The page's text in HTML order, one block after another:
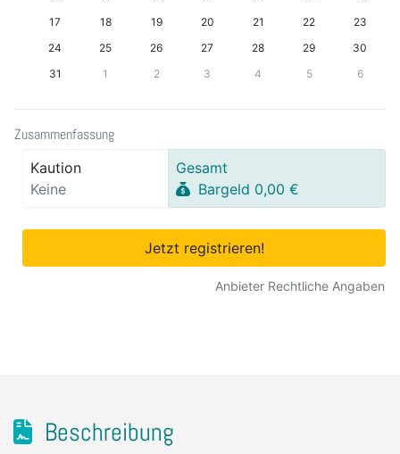
17
18 19 20 21 22
23
24
25 26 27 28 29
30
31
1 2 3 4 5 6
Zusammenfassung
Kaution
Keine
Gesamt
Bargeld 0,00 €
Jetzt registrieren!
Anbieter Rechtliche Angaben
Beschreibung